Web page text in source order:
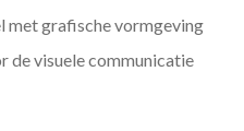
met grafische vormgeving
de visuele communicatie